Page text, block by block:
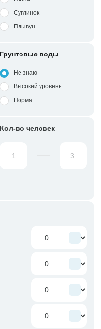
Суглинок
Плывун
Грунтовые воды
Не знаю
Высокий уровень
Норма
Кол-во человек